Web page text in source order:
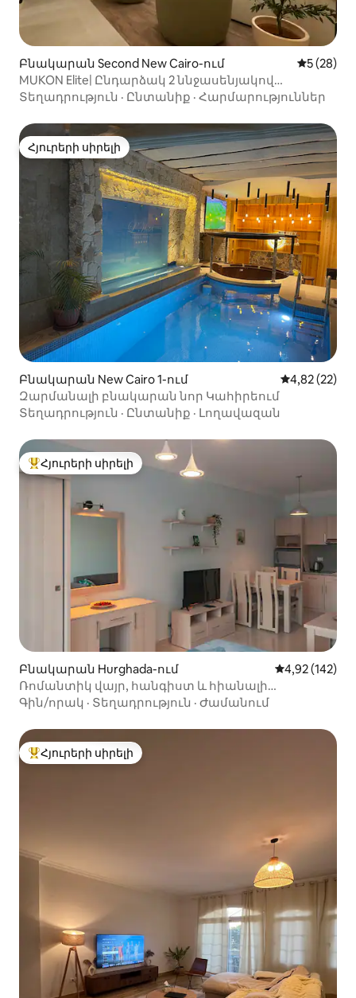
Բնակարան Second New Cairo-ում Միջին
5 (28)
MUKON Elite| Ընդարձակ 2 ննջասենյակով
բնակարան՝ գլխավոր ննջասենյակով-140 մ2
Տեղադրություն · Ընտանիք · Հարմարություններ
Հյուրերի սիրելի
Հյուրերի սիրելի
Բնակարան New Cairo 1-ում Միջին
4,82 (22)
Զարմանալի բնակարան նոր Կահիրեում
Տեղադրություն · Ընտանիք · Լողավազան
Հյուրերի սիրելի լավագույն տները
Հյուրերի սիրելի
Բնակարան Hurghada-ում Միջին
4,92 (142)
Ռոմանտիկ վայր, հանգիստ և հիանալի
տեսարան դեպի ծով
Գին/որակ · Տեղադրություն · Ժամանում
Հյուրերի սիրելի լավագույն տները
Հյուրերի սիրելի